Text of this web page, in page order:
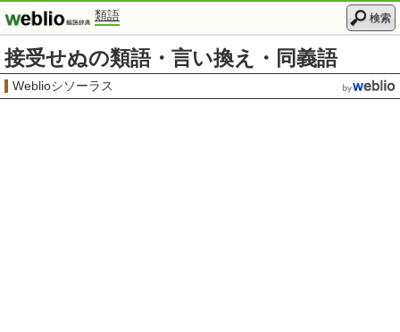
類語 検索
接受せぬの類語・言い換え・同義語
Weblioシソーラス